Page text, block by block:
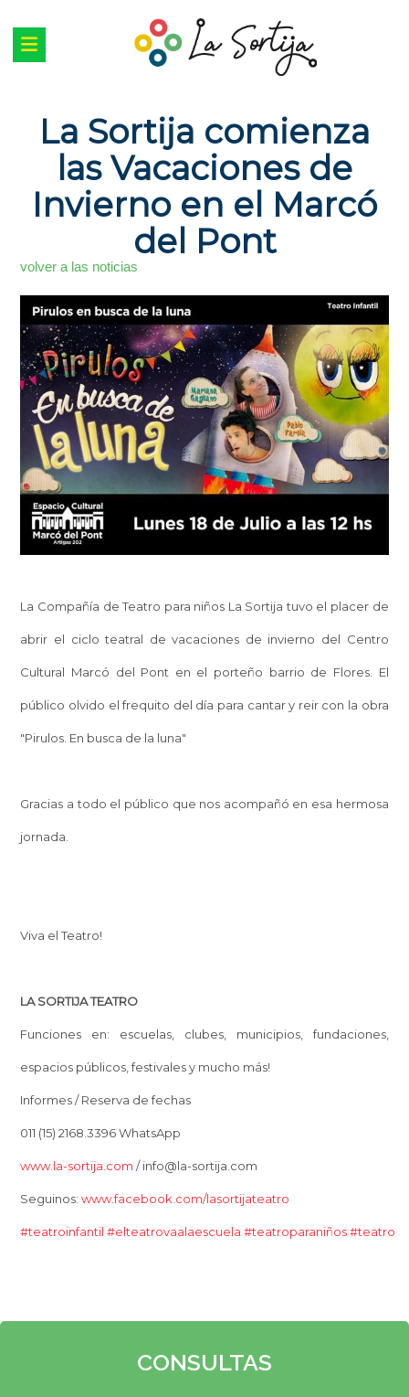
La Sortija comienza
las Vacaciones de
Invierno en el Marcó
del Pont
volver a las noticias
La Compañía de Teatro para niños La Sortija tuvo el placer de
abrir el ciclo teatral de vacaciones de invierno del Centro
Cultural Marcó del Pont en el porteño barrio de Flores. El
público olvido el frequito del día para cantar y reir con la obra
"Pirulos. En busca de la luna"
Gracias a todo el público que nos acompañó en esa hermosa
jornada.
Viva el Teatro!
LA SORTIJA TEATRO
Funciones en: escuelas, clubes, municipios, fundaciones,
espacios públicos, festivales y mucho más!
Informes / Reserva de fechas
011 (15) 2168.3396 WhatsApp
www.la-sortija.com / info@la-sortija.com
Seguinos:www.facebook.com/lasortijateatro
‪#‎teatroinfantil‬ ‪#‎elteatrovaalaescuela‬ ‪#‎teatroparaniños‬ ‪#‎teatro‬
CONSULTAS